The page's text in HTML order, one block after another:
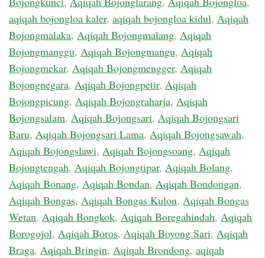
aqiqah bojongloa kaler, aqiqah bojongloa kidul, Aqiqah
Bojongmalaka, Aqiqah Bojongmalang, Aqiqah
Bojongmanggu, Aqiqah Bojongmangu, Aqiqah
Bojongmekar, Aqiqah Bojongmengger, Aqiqah
Bojongnegara, Aqiqah Bojongpetir, Aqiqah
Bojongpicung, Aqiqah Bojongraharja, Aqiqah
Bojongsalam, Aqiqah Bojongsari, Aqiqah Bojongsari
Baru, Aqiqah Bojongsari Lama, Aqiqah Bojongsawah,
Aqiqah Bojongslawi, Aqiqah Bojongsoang, Aqiqah
Bojongtengah, Aqiqah Bojongtipar, Aqiqah Bolang,
Aqiqah Bonang, Aqiqah Bondan, Aqiqah Bondongan,
Aqiqah Bongas, Aqiqah Bongas Kulon, Aqiqah Bongas
Wetan, Aqiqah Bongkok, Aqiqah Boregahindah, Aqiqah
Borogojol, Aqiqah Boros, Aqiqah Boyong Sari, Aqiqah
Braga, Aqiqah Bringin, Aqiqah Brondong, aqiqah